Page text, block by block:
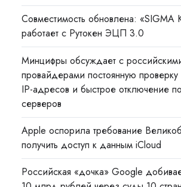
Совместимость обновлена: «SIGMA
работает с Рутокен ЭЦП 3.0
Минцифры обсуждает с
провайдерами постоянную
IP-адресов и быстрое отключение
серверов
Apple оспорила требование
получить доступ к данным iCloud
Российская «дочка» Google